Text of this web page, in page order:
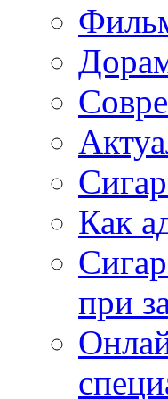
Как
при